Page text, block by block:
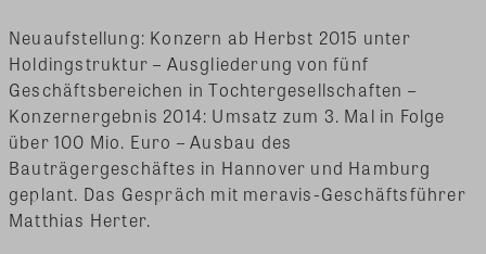
Neuaufstellung: Konzern ab Herbst 2015 unter
Holdingstruktur – Ausgliederung von fünf
Geschäftsbereichen in Tochtergesellschaften –
Konzernergebnis 2014: Umsatz zum 3. Mal in Folge
über 100 Mio. Euro – Ausbau des
Bauträgergeschäftes in Hannover und Hamburg
geplant. Das Gespräch mit meravis-Geschäftsführer
Matthias Herter.